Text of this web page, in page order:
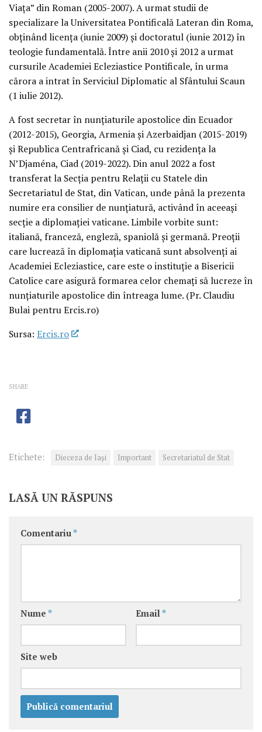
Viața” din Roman (2005-2007). A urmat studii de
specializare la Universitatea Pontificală Lateran din Roma,
obținând licența (iunie 2009) și doctoratul (iunie 2012) în
teologie fundamentală. Între anii 2010 și 2012 a urmat
cursurile Academiei Ecleziastice Pontificale, în urma
cărora a intrat în Serviciul Diplomatic al Sfântului Scaun
(1 iulie 2012).
A fost secretar în nunțiaturile apostolice din Ecuador
(2012-2015), Georgia, Armenia și Azerbaidjan (2015-2019)
și Republica Centrafricană și Ciad, cu rezidența la
N’Djaména, Ciad (2019-2022). Din anul 2022 a fost
transferat la Secția pentru Relații cu Statele din
Secretariatul de Stat, din Vatican, unde până la prezenta
numire era consilier de nunțiatură, activând în aceeași
secție a diplomației vaticane. Limbile vorbite sunt:
italiană, franceză, engleză, spaniolă și germană. Preoții
care lucrează în diplomația vaticană sunt absolvenți ai
Academiei Ecleziastice, care este o instituție a Bisericii
Catolice care asigură formarea celor chemați să lucreze în
nunțiaturile apostolice din întreaga lume. (Pr. Claudiu
Bulai pentru Ercis.ro)
Sursa: Ercis.ro
SHARE
Etichete: Dieceza de Iași Important Secretariatul de Stat
LASĂ UN RĂSPUNS
Comentariu *
Nume * Email *
Site web